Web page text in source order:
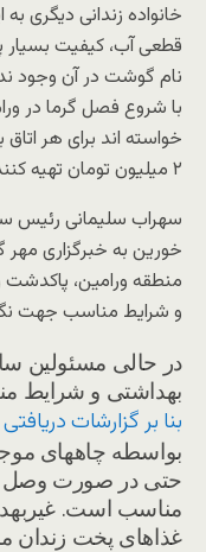
خانواده زندانی دیگری
قطعی آب، کیفیت
نام گوشت در آن وجود
با شروع فصل گرما در
۲ میلیون تومان تهیه کنند.”
سهراب سلیمانی رئیس
خورین به خبرگزاری
منطقه ورامین،
و شرایط مناسب جهت
در حالی مسئولین
بهداشتی و شرایط
بنا بر گزارشات دریافتی
بواسطه چاههای
حتی در صورت وصل
مناسب است.
غذاهای پخت زندان